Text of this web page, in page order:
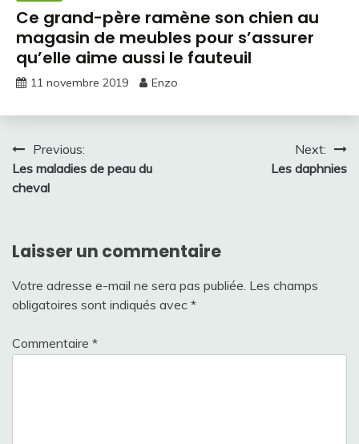
Ce grand-père ramène son chien au
magasin de meubles pour s’assurer
qu’elle aime aussi le fauteuil
11 novembre 2019 Enzo
Navigation
de
Previous:
Les maladies de peau du
cheval
Next:
Les daphnies
Laisser un commentaire
Votre adresse e-mail ne sera pas publiée. Les champs
obligatoires sont indiqués avec *
Commentaire *